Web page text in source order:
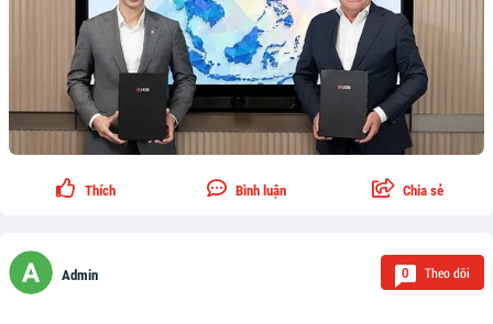
Thích Bình luận Chia sẻ
Admin 0 Theo dõi